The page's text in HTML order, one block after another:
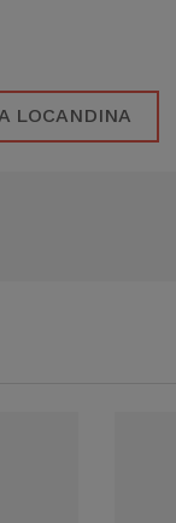
LOCANDINA